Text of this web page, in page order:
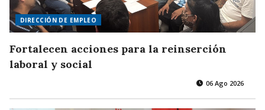
DIRECCIÓN DE EMPLEO
Fortalecen acciones para la reinserción
laboral y social
06 Ago 2026